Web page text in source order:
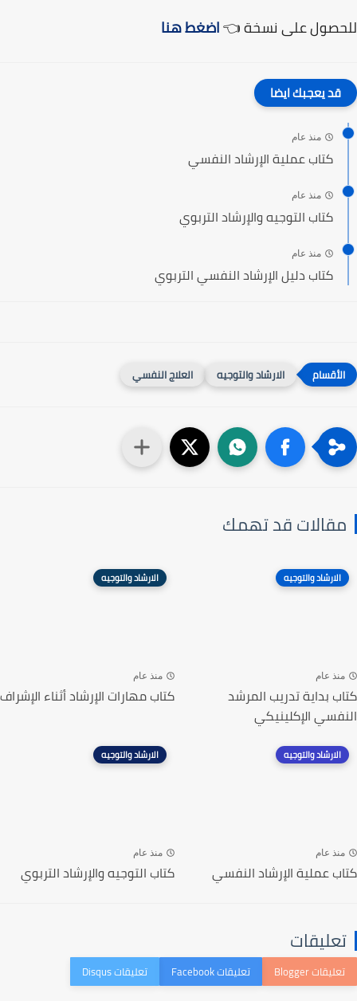
للحصول على نسخة 👈اضغط هنا
قد يعجبك ايضا
منذ عام
كتاب عملية الإرشاد النفسي
منذ عام
كتاب التوجيه والإرشاد التربوي
منذ عام
كتاب دليل الإرشاد النفسي التربوي
الارشاد والتوجيه العلاج النفسي
مقالات قد تهمك
الارشاد والتوجيه
منذ عام
كتاب بداية تدريب المرشد
النفسي الإكلينيكي
الارشاد والتوجيه
منذ عام
كتاب مهارات الإرشاد أثناء الإشراف
الارشاد والتوجيه
منذ عام
كتاب عملية الإرشاد النفسي
الارشاد والتوجيه
منذ عام
كتاب التوجيه والإرشاد التربوي
تعليقات